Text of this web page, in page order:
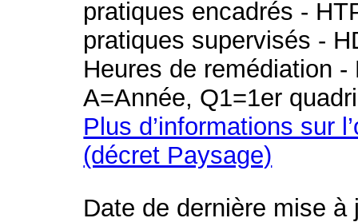
pratiques encadrés -
pratiques supervisés -
Heures de remédiation
A=Année, Q1=1er
Plus d’informations sur
(décret Paysage)
Date de dernière mise